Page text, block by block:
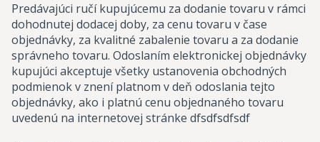
Predávajúci ručí kupujúcemu za dodanie tovaru v rámci
dohodnutej dodacej doby, za cenu tovaru v čase
objednávky, za kvalitné zabalenie tovaru a za dodanie
správneho tovaru. Odoslaním elektronickej objednávky
kupujúci akceptuje všetky ustanovenia obchodných
podmienok v znení platnom v deň odoslania tejto
objednávky, ako i platnú cenu objednaného tovaru
uvedenú na internetovej stránke dfsdfsdfsdf